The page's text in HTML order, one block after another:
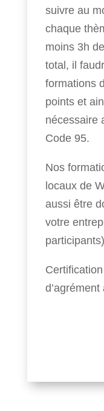
suivre au
chaque
moins 3h
total, il
formations
points et
nécessaire
Code 95.
Nos
locaux de
aussi être
votre